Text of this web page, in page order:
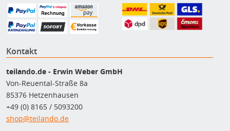
Kontakt
teilando.de - Erwin Weber GmbH
Von-Reuental-Straße 8a
85376 Hetzenhausen
+49 (0) 8165 / 5093200
shop@teilando.de